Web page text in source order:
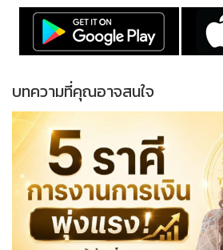
บทความที่คุณอาจสนใจ